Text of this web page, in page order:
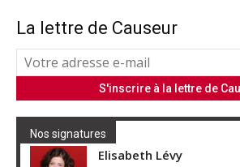
La lettre de Causeur
Nos signatures
Elisabeth Lévy